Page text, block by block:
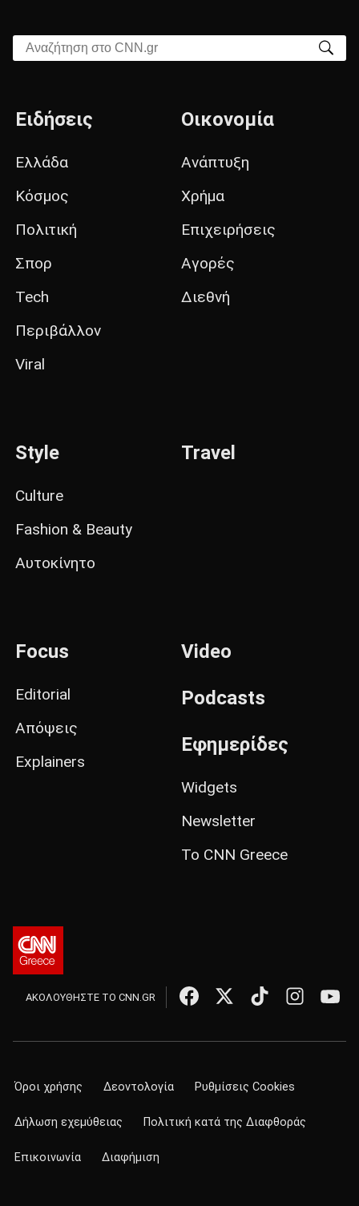
Αναζήτηση στο CNN.gr
Ειδήσεις
Ελλάδα
Κόσμος
Πολιτική
Σπορ
Tech
Περιβάλλον
Viral
Οικονομία
Ανάπτυξη
Χρήμα
Επιχειρήσεις
Αγορές
Διεθνή
Style
Culture
Fashion & Beauty
Αυτοκίνητο
Travel
Focus
Editorial
Απόψεις
Explainers
Video
Podcasts
Εφημερίδες
Widgets
Newsletter
Το CNN Greece
ΑΚΟΛΟΥΘΗΣΤΕ ΤΟ CNN.GR
Όροι χρήσης Δεοντολογία Ρυθμίσεις Cookies
Δήλωση εχεμύθειας Πολιτική κατά της Διαφθοράς
Επικοινωνία Διαφήμιση